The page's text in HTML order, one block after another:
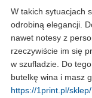
W takich sytuacjach
odrobiną elegancji.
nawet notesy z
rzeczywiście im się
w szufladzie. Do
butelkę wina i masz
https://1print.pl/sklep/